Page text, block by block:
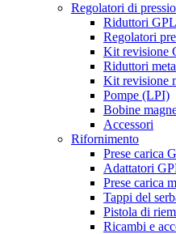
Regolatori di
Riduttori GPL
Regolatori
Kit revisione
Riduttori
Kit revisione
Pompe (LPI)
Bobine
Accessori
Rifornimento
Prese carica
Adattatori
Prese carica
Tappi del
Pistola di
Ricambi e